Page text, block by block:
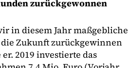
zurückgewonnen
in diesem Jahr maßgebliche
Zukunft zurückgewinnen
2019 investierte das